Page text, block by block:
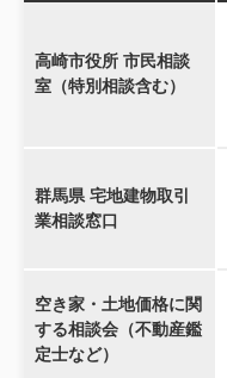
高崎市役所 市民相談
室（特別相談含む）
群馬県 宅地建物取引
業相談窓口
空き家・土地価格に関
する相談会（不動産鑑
定士など）